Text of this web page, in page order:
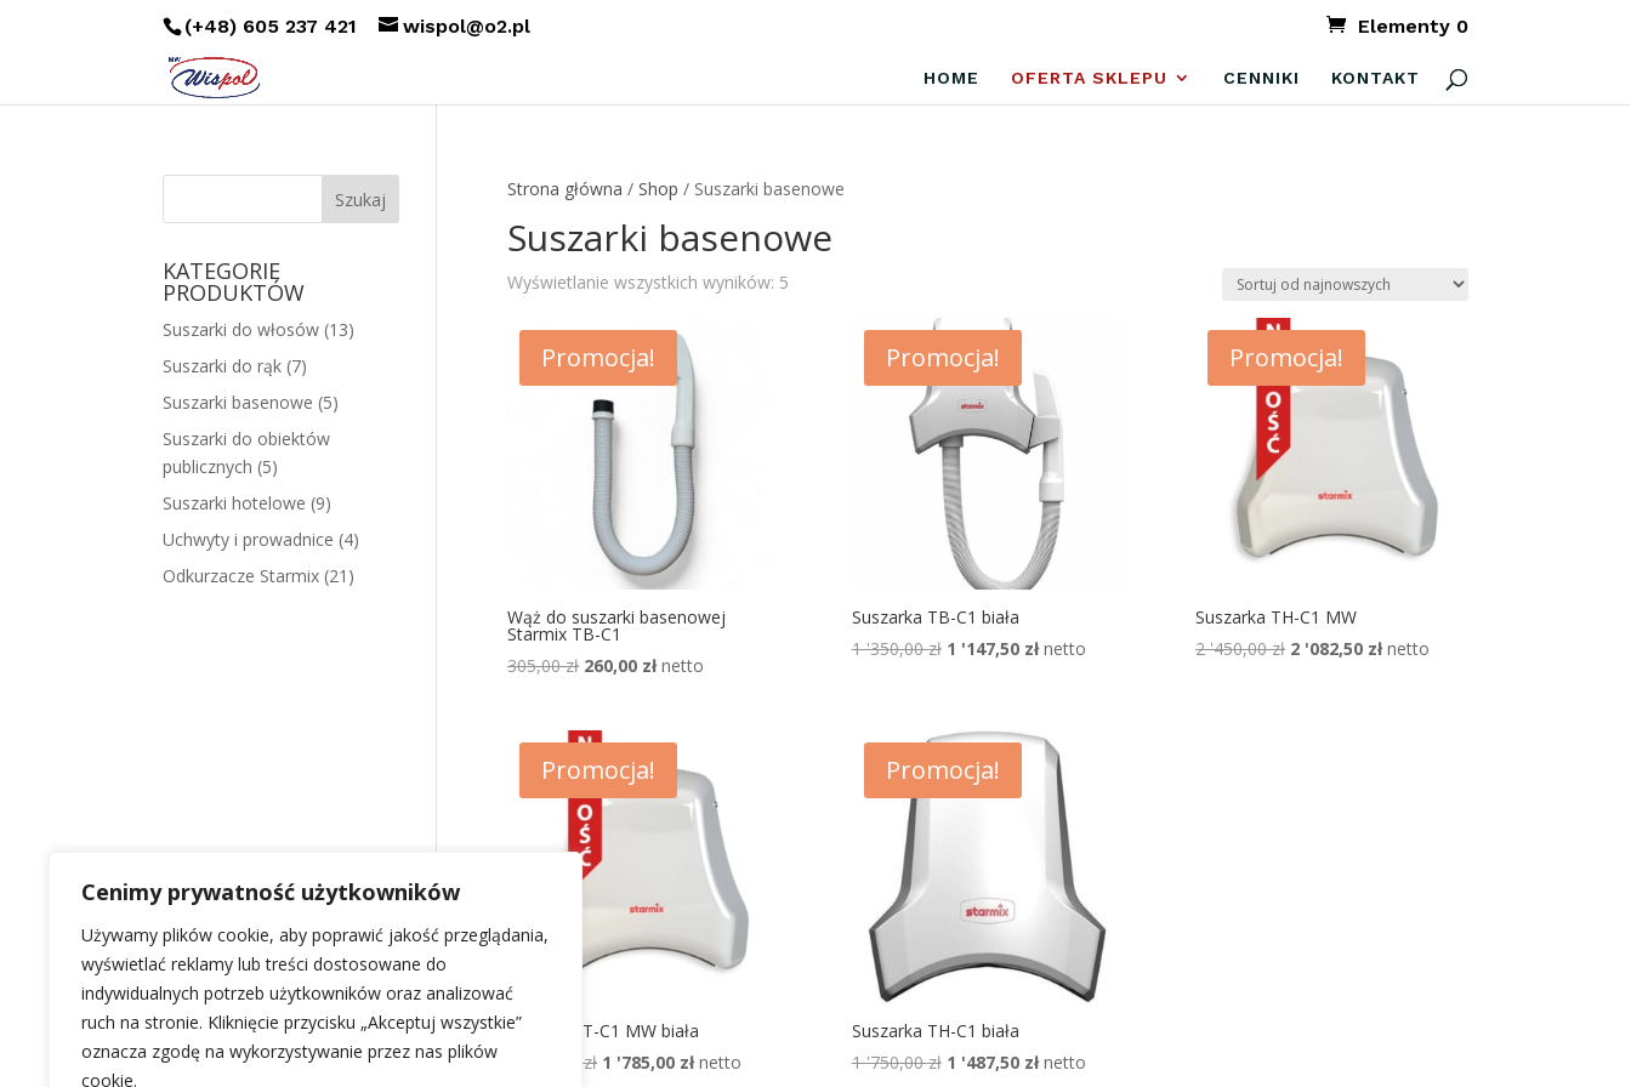
Cenimy prywatność użytkowników
Używamy plików cookie, aby poprawić jakość przeglądania,
wyświetlać reklamy lub treści dostosowane do
indywidualnych potrzeb użytkowników oraz analizować
ruch na stronie. Kliknięcie przycisku „Akceptuj wszystkie”
oznacza zgodę na wykorzystywanie przez nas plików
cookie.
(+48) 605 237 421 wispol@o2.pl Elementy 0
HOME OFERTA SKLEPU CENNIKI KONTAKT
Strona główna / Shop / Suszarki basenowe
Suszarki basenowe
Wyświetlanie wszystkich wyników: 5Posortowane
najnowszych
Promocja!
Wąż do suszarki basenowej
Starmix TB-C1
305,00zł Pierwotna
305,00 zł.
260,00 złAktualna
260,00 zł.
netto
Promocja!
Suszarka TB-C1 biała
1 '350,00zł Pierwotna
1
'350,00 zł.
1 '147,50 złAktualna
1
'147,50 zł.
netto
Promocja!
Suszarka TH-C1 MW
2 '450,00zł Pierwotna
2 '082,50 złAktualna
netto
Promocja!
Suszarka T-C1 MW biała
2 '100,00zł Pierwotna
1 '785,00 złAktualna
netto
Promocja!
Suszarka TH-C1 biała
1 '750,00zł Pierwotna
1 '487,50 złAktualna
netto
KATEGORIE
PRODUKTÓW
Suszarki do włosów (13)
Suszarki do rąk (7)
Suszarki basenowe (5)
Suszarki do obiektów
publicznych (5)
Suszarki hotelowe (9)
Uchwyty i prowadnice (4)
Odkurzacze Starmix (21)